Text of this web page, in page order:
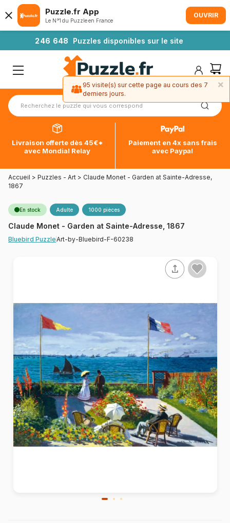
246 648 Puzzles disponibles sur le site
Livraison offerte dès 45€*
avec Mondial Relay
Paiement en 4x sans frais
avec Paypal
Accueil > Puzzles - Art > Claude Monet - Garden at Sainte-Adresse,
1867
En stock Adulte 1000 pièces
Claude Monet - Garden at Sainte-Adresse, 1867
Bluebird Puzzle Art-by-Bluebird-F-60238
×
95 visite(s) sur cette page au cours des 7
derniers jours.
Puzzle.fr App
Le N°1 du Puzzle en France
OUVRIR